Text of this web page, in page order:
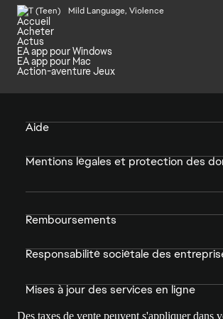
Mild Language, Violence
Accueil
Acheter
Actus
EA app pour Windows
EA app pour Mac
Action-aventure Jeux
Aide
Mentions légales et protection des
Remboursements
Responsabilité sociétale des
Mises à jour des services en ligne
Des taxes de vente peuvent s'appliquer dans